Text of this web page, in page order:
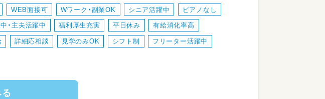
ずご家族へのケアもサービスの一環として取り組みをしています。
スを重視した運営をしています。
WEB面接可 Wワーク・副業OK シニア活躍中 ピアノなし
・主夫活躍中 福利厚生充実 平日休み 有給消化率高
詳細応相談 見学のみOK シフト制 フリーター活躍中